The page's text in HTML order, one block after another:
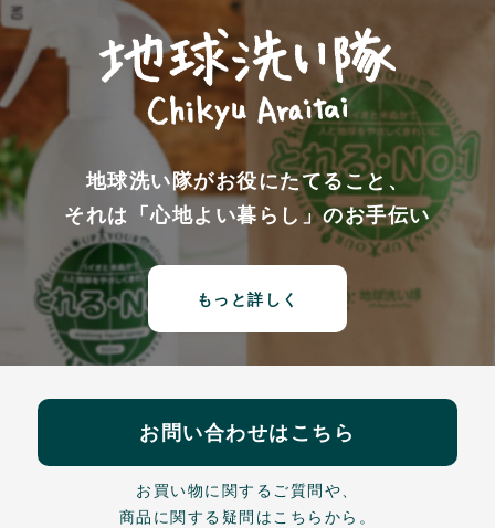
地球洗い隊がお役にたてること、
それは「心地よい暮らし」のお手伝い
もっと詳しく
お問い合わせはこちら
お買い物に関するご質問や、
商品に関する疑問はこちらから。